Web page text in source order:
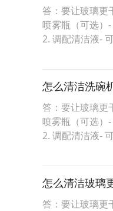
答：要让玻璃更
喷雾瓶（可选）
2. 调配清洁液-
怎么清洁洗碗
答：要让玻璃更
喷雾瓶（可选）
2. 调配清洁液-
怎么清洁玻璃
答：要让玻璃更